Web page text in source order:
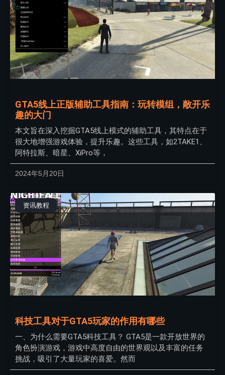
GTA5线上正版辅助工具指南：玩转模组，敞开乐
趣的大门
本文旨在深入挖掘GTA5线上模式的辅助工具，其特点在于
很大地增强游戏体验，提升乐趣。这些工具，如2TAKE1、
阿特拉斯、暗星、XiPro等，
2024年5月20日
资讯教程
科技工具对于GTA5玩家的作用有哪些
一、为什么需要GTA5科技工具？ GTA5是一款开放世界的
角色扮演游戏，游戏中高度自由的世界观以及丰富的任务
挑战，吸引了大量玩家的喜爱。然而